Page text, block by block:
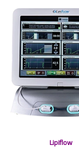
Lipiflow